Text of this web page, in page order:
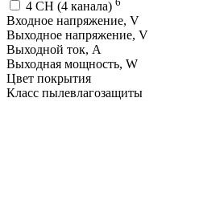
4 CH (4 канала)
Входное напряжение, V
Выходное напряжение, V
Выходной ток, A
Выходная мощность, W
Цвет покрытия
Класс пылевлагозащиты